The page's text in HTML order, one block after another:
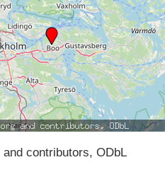
contributors, ODbL